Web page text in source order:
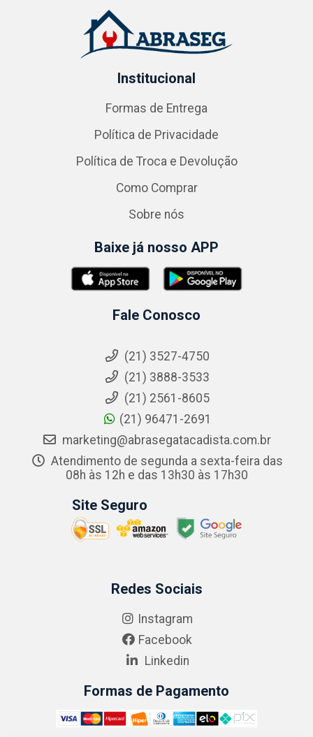
Institucional
Formas de Entrega
Política de Privacidade
Política de Troca e Devolução
Como Comprar
Sobre nós
Baixe já nosso APP
Fale Conosco
(21) 3527-4750
(21) 3888-3533
(21) 2561-8605
(21) 96471-2691
marketing@abrasegatacadista.com.br
Atendimento de segunda a sexta-feira das
08h às 12h e das 13h30 às 17h30
Site Seguro
Redes Sociais
Instagram
Facebook
Linkedin
Formas de Pagamento